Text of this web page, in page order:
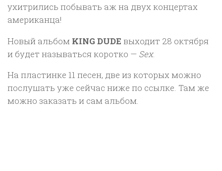
ухитрились побывать аж на двух концертах
американца!
Новый альбом KING DUDE выходит 28 октября
и будет называться коротко — Sex.
На пластинке 11 песен, две из которых можно
послушать уже сейчас ниже по ссылке. Там же
можно заказать и сам альбом.